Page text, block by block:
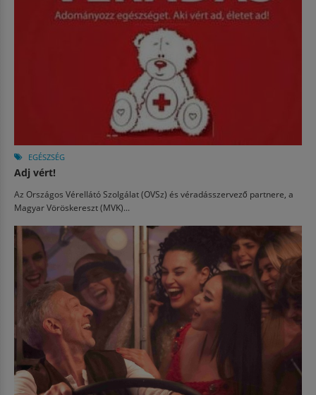
EGÉSZSÉG
Adj vért!
Az Országos Vérellátó Szolgálat (OVSz) és véradásszervező partnere, a
Magyar Vöröskereszt (MVK)...